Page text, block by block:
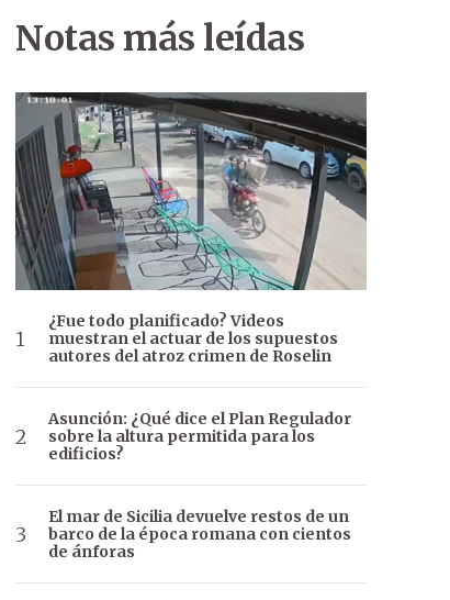
Notas más leídas
¿Fue todo planificado? Videos
muestran el actuar de los supuestos
autores del atroz crimen de Roselin
Asunción: ¿Qué dice el Plan Regulador
sobre la altura permitida para los
edificios?
El mar de Sicilia devuelve restos de un
barco de la época romana con cientos
de ánforas